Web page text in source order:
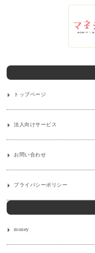
トップページ
法人向けサービス
お問い合わせ
プライバシーポリシー
money